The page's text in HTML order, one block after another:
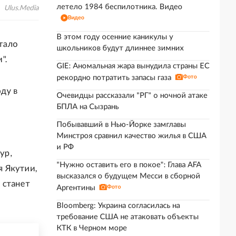
Ulus.Media
в
Якутии,
летело 1984 беспилотника. Видео
Видео
В этом году осенние каникулы у
школьников будут длиннее зимних
GIE: Аномальная жара вынудила страны ЕС
рекордно потратить запасы газа
Фото
Очевидцы рассказали "РГ" о ночной атаке
БПЛА на Сызрань
Побывавший в Нью-Йорке замглавы
Минстроя сравнил качество жилья в США
и РФ
"Нужно оставить его в покое": Глава AFA
высказался о будущем Месси в сборной
Аргентины
Фото
Bloomberg: Украина согласилась на
требование США не атаковать объекты
КТК в Черном море